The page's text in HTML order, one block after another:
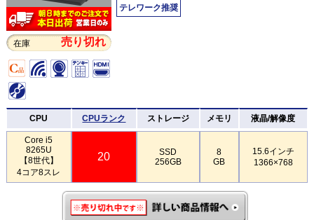
在庫 売り切れ
テレワーク推奨
CPU CPUランク ストレージ メモリ 液晶/解像度
Core i5
8265U
【8世代】
4コア8スレ
20
SSD
256GB
8
GB
15.6インチ
1366×768